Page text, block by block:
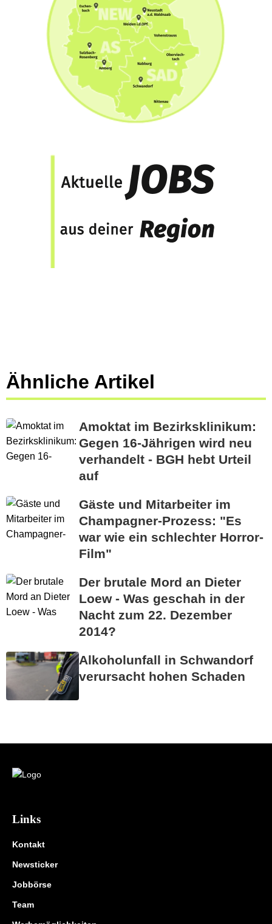
Ähnliche Artikel
Amoktat im Bezirksklinikum:
Gegen 16-Jährigen wird neu
verhandelt - BGH hebt Urteil
auf
Gäste und Mitarbeiter im
Champagner-Prozess: "Es
war wie ein schlechter Horror-
Film"
Der brutale Mord an Dieter
Loew - Was geschah in der
Nacht zum 22. Dezember
2014?
Alkoholunfall in Schwandorf
verursacht hohen Schaden
Links
Kontakt
Newsticker
Jobbörse
Team